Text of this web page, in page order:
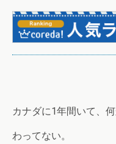
カナダに1年間いて、
わってない。